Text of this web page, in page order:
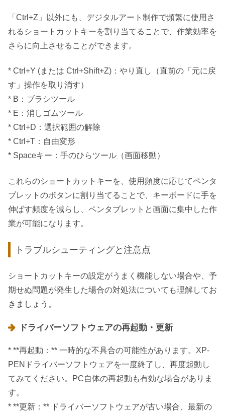
「Ctrl+Z」以外にも、デジタルアート制作で頻繁に使用さ
れるショートカットキーを割り当てることで、作業効率を
さらに向上させることができます。
* Ctrl+Y (または Ctrl+Shift+Z)：やり直し（直前の「元に戻
す」操作を取り消す）
* B：ブラシツール
* E：消しゴムツール
* Ctrl+D：選択範囲の解除
* Ctrl+T：自由変形
* Spaceキー：手のひらツール（画面移動）
これらのショートカットキーを、使用頻度に応じてペンタ
ブレットのボタンに割り当てることで、キーボードに手を
伸ばす頻度を減らし、ペンタブレットと画面に集中した作
業が可能になります。
トラブルシューティングと注意点
ショートカットキーの設定がうまく機能しない場合や、予
期せぬ問題が発生した場合の対処法についても理解してお
きましょう。
ドライバーソフトウェアの再起動・更新
* **再起動：** 一時的な不具合の可能性があります。XP-
PENドライバーソフトウェアを一度終了し、再度起動し
てみてください。PC自体の再起動も有効な場合がありま
す。
* **更新：** ドライバーソフトウェアが古い場合、最新の